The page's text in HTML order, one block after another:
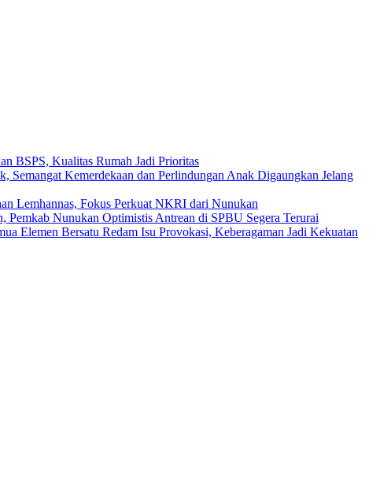
BSPS, Kualitas Rumah Jadi Prioritas
Semangat Kemerdekaan dan Perlindungan Anak Digaungkan Jelang
Lemhannas, Fokus Perkuat NKRI dari Nunukan
Pemkab Nunukan Optimistis Antrean di SPBU Segera Terurai
Elemen Bersatu Redam Isu Provokasi, Keberagaman Jadi Kekuatan